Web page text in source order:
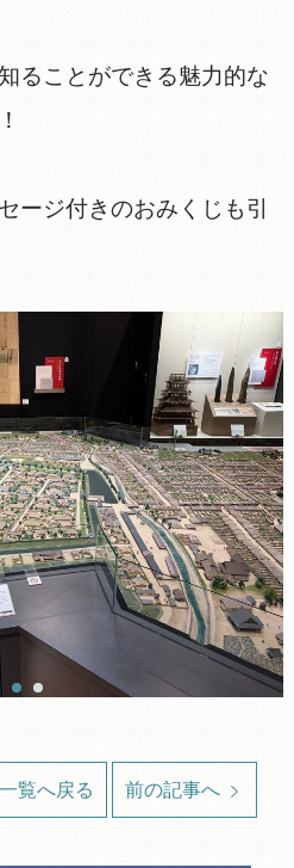
ることができる魅力的な
ージ付きのおみくじも引
覧へ戻る 前の記事へ